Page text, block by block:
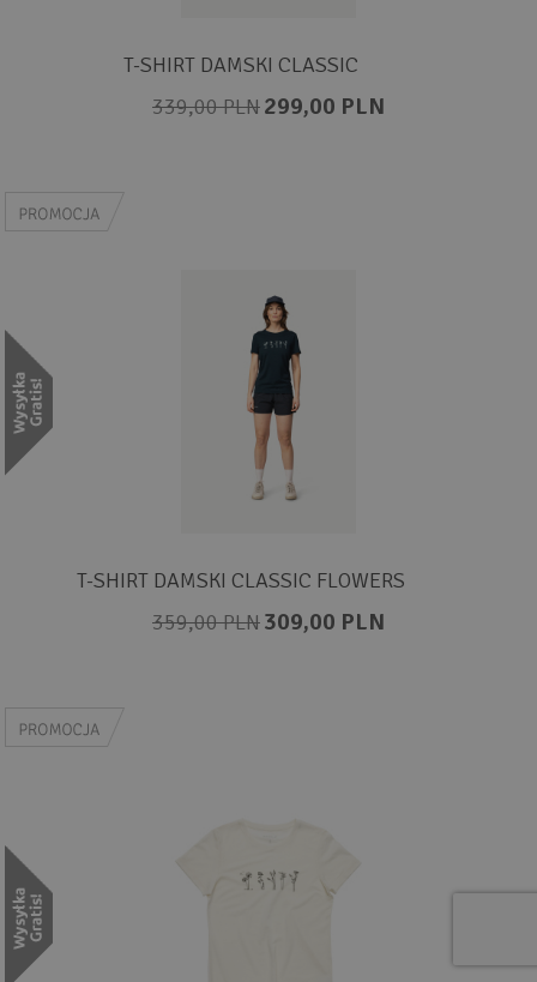
T-SHIRT DAMSKI CLASSIC
339,00 PLN299,00 PLN
T-SHIRT DAMSKI CLASSIC FLOWERS
359,00 PLN309,00 PLN